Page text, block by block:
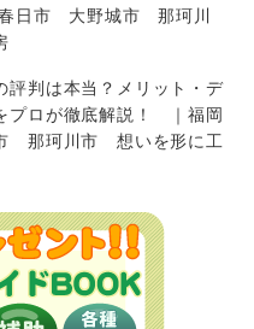
春日市 大野城市 那珂川
評判は本当？メリット・デ
プロが徹底解説！ ｜福岡
那珂川市 想いを形に工